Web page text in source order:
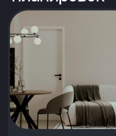
политики
конфиденциальности
(343)